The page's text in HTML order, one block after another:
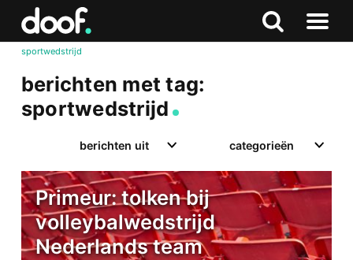
Zoeken
Naar
sportwedstrijd
berichten met tag:
sportwedstrijd
berichten uit categorieën
Primeur: tolken bij
volleybalwedstrijd
Nederlands team
Doof.nl
Zoeken